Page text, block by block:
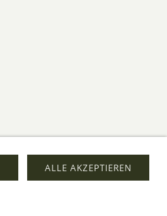
ALLE AKZEPTIEREN